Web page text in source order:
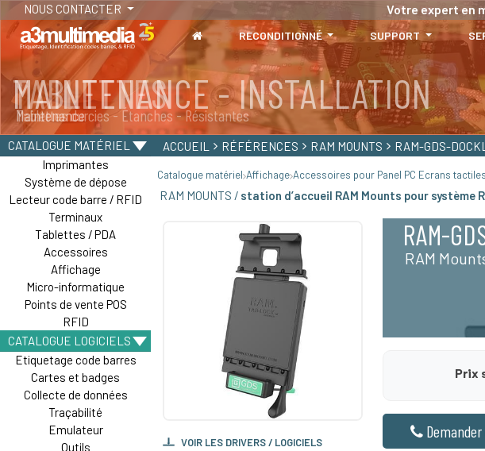
NOUS CONTACTER Votre expert en
RECONDITIONNÉ SUPPORT
MAINTENANCE - INSTALLATION
Maintenance
TABLETTES
Tablettes durcies - Étanches - Résistantes
CATALOGUE MATÉRIEL
Imprimantes
Système de dépose
Lecteur code barre / RFID
Terminaux
Tablettes / PDA
Accessoires
Affichage
Micro-informatique
Points de vente POS
RFID
CATALOGUE LOGICIELS
Etiquetage code barres
Cartes et badges
Collecte de données
Traçabilité
Emulateur
Outils
ACCUEIL RÉFÉRENCES RAM MOUNTS RAM-GDS-
Catalogue matériel Affichage Accessoires pour Panel PC Ecrans
RAM MOUNTS / station d’accueil RAM Mounts pour système
VOIR LES DRIVERS / LOGICIELS
RAM-
RAM
Prix